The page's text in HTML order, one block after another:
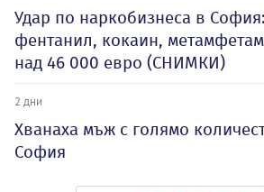
Удар по наркобизнеса в
фентанил, кокаин,
над 46 000 евро (СНИМКИ)
2 дни
Хванаха мъж с голямо
София